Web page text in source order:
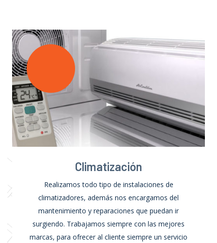
Climatización
Realizamos todo tipo de instalaciones de
climatizadores, además nos encargamos del
mantenimiento y reparaciones que puedan ir
surgiendo. Trabajamos siempre con las mejores
marcas, para ofrecer al cliente siempre un servicio